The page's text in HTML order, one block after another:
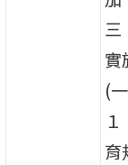
三
實
(
育